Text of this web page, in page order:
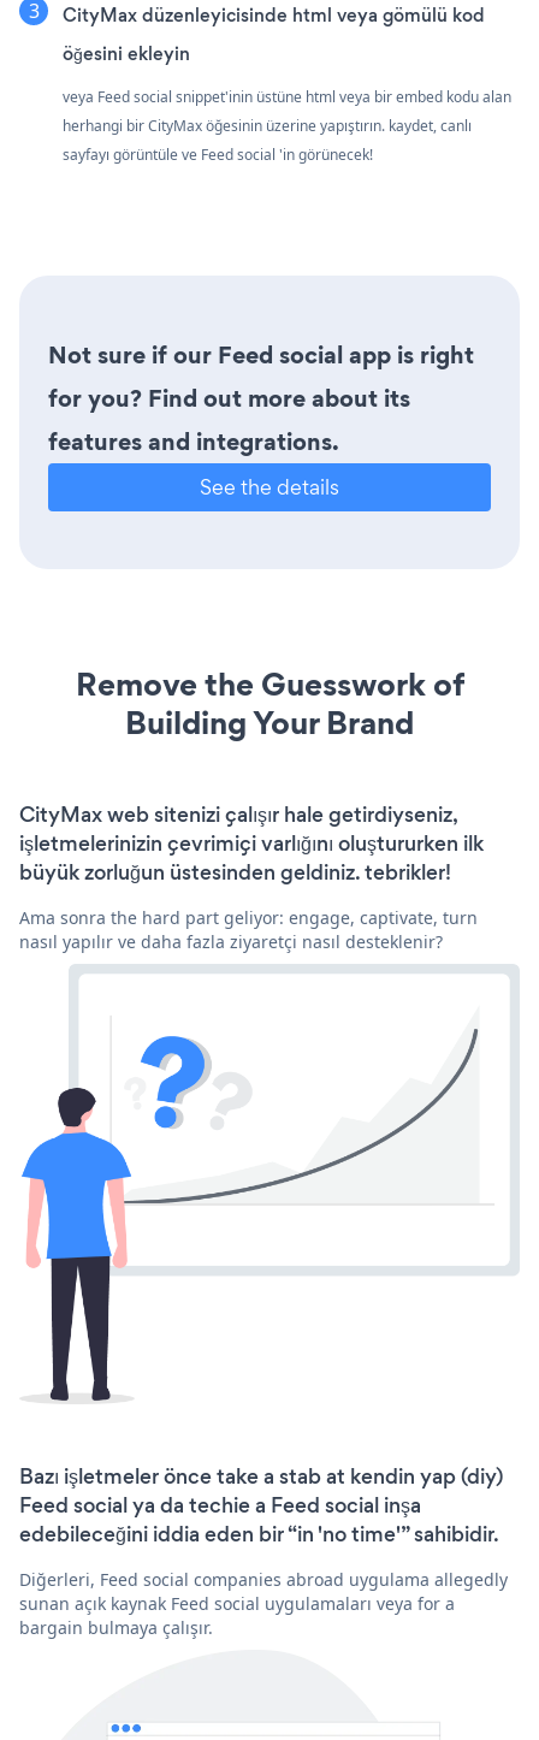
CityMax düzenleyicisinde html veya gömülü kod
öğesini ekleyin
veya Feed social snippet'inin üstüne html veya bir embed kodu alan
herhangi bir CityMax öğesinin üzerine yapıştırın. kaydet, canlı
sayfayı görüntüle ve Feed social 'in görünecek!
Not sure if our Feed social app is right
for you? Find out more about its
features and integrations.
See the details
Remove the Guesswork of
Building Your Brand
CityMax web sitenizi çalışır hale getirdiyseniz,
işletmelerinizin çevrimiçi varlığını oluştururken ilk
büyük zorluğun üstesinden geldiniz. tebrikler!
Ama sonra the hard part geliyor: engage, captivate, turn
nasıl yapılır ve daha fazla ziyaretçi nasıl desteklenir?
Bazı işletmeler önce take a stab at kendin yap (diy)
Feed social ya da techie a Feed social inşa
edebileceğini iddia eden bir “in 'no time'” sahibidir.
Diğerleri, Feed social companies abroad uygulama allegedly
sunan açık kaynak Feed social uygulamaları veya for a
bargain bulmaya çalışır.